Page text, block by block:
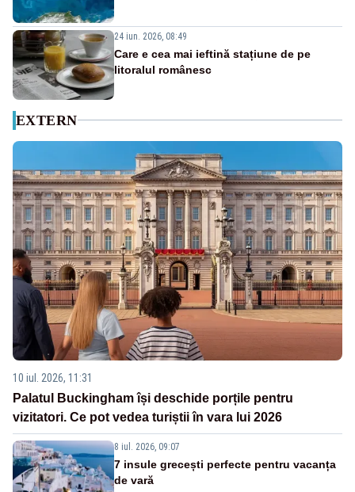
24 iun. 2026, 08:49
Care e cea mai ieftină stațiune de pe
litoralul românesc
EXTERN
10 iul. 2026, 11:31
Palatul Buckingham își deschide porțile pentru
vizitatori. Ce pot vedea turiștii în vara lui 2026
8 iul. 2026, 09:07
7 insule grecești perfecte pentru vacanța
de vară